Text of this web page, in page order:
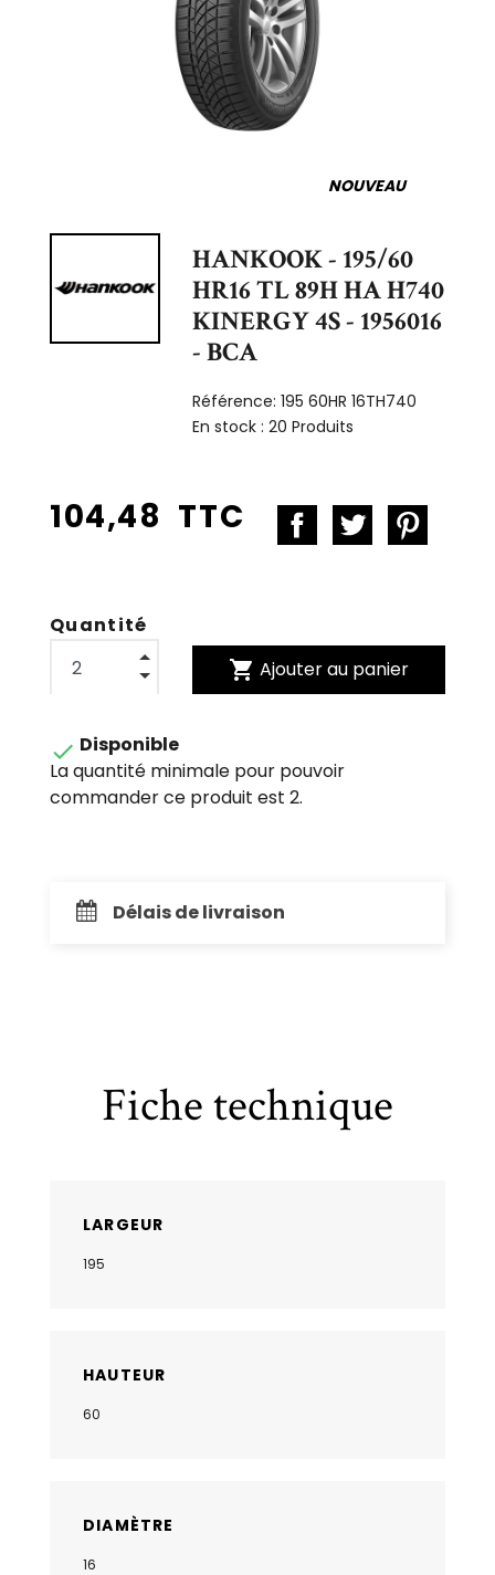
NOUVEAU
HANKOOK - 195/60
HR16 TL 89H HA H740
KINERGY 4S - 1956016
- BCA
Référence:195 60HR 16TH740
En stock :20 Produits
104,48 TTC
Quantité
shopping_cart Ajouter au panier
 Disponible
La quantité minimale pour pouvoir
commander ce produit est 2.
Délais de livraison
Fiche technique
LARGEUR
195
HAUTEUR
60
DIAMÈTRE
16